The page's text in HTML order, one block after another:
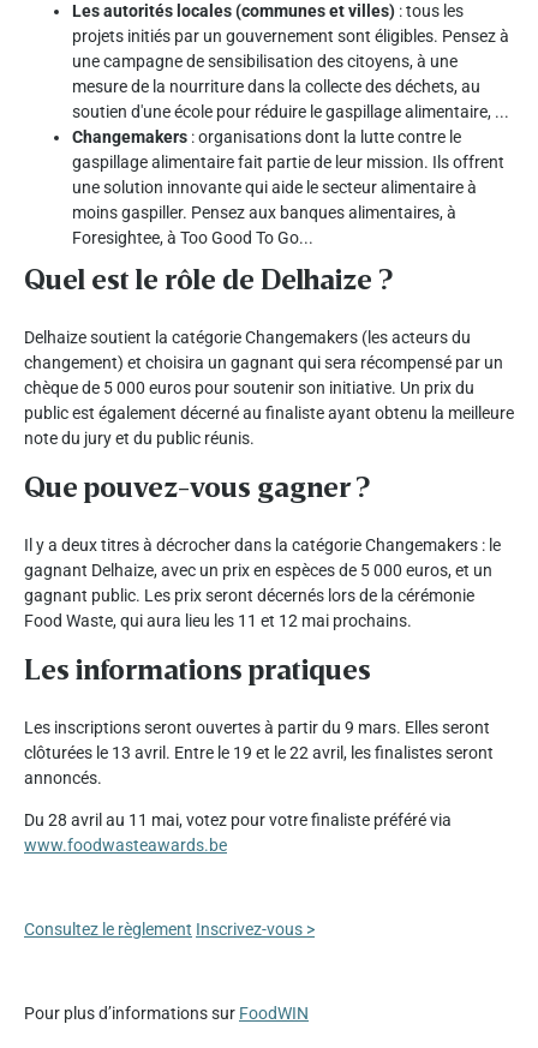
Les autorités locales (communes et villes) : tous les
projets initiés par un gouvernement sont éligibles. Pensez à
une campagne de sensibilisation des citoyens, à une
mesure de la nourriture dans la collecte des déchets, au
soutien d'une école pour réduire le gaspillage alimentaire, ...
Changemakers : organisations dont la lutte contre le
gaspillage alimentaire fait partie de leur mission. Ils offrent
une solution innovante qui aide le secteur alimentaire à
moins gaspiller. Pensez aux banques alimentaires, à
Foresightee, à Too Good To Go...
Quel est le rôle de Delhaize ?
Delhaize soutient la catégorie Changemakers (les acteurs du
changement) et choisira un gagnant qui sera récompensé par un
chèque de 5 000 euros pour soutenir son initiative. Un prix du
public est également décerné au finaliste ayant obtenu la meilleure
note du jury et du public réunis.
Que pouvez-vous gagner ?
Il y a deux titres à décrocher dans la catégorie Changemakers : le
gagnant Delhaize, avec un prix en espèces de 5 000 euros, et un
gagnant public. Les prix seront décernés lors de la cérémonie
Food Waste, qui aura lieu les 11 et 12 mai prochains.
Les informations pratiques
Les inscriptions seront ouvertes à partir du 9 mars. Elles seront
clôturées le 13 avril. Entre le 19 et le 22 avril, les finalistes seront
annoncés.
Du 28 avril au 11 mai, votez pour votre finaliste préféré via
www.foodwasteawards.be
Consultez le règlement Inscrivez-vous >
Pour plus d’informations sur FoodWIN